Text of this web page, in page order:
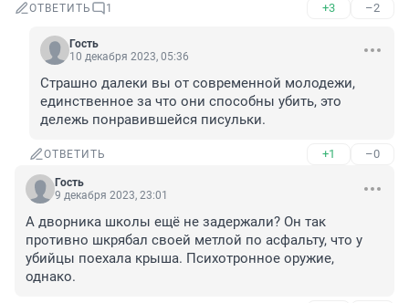
ОТВЕТИТЬ 1 +3 –2
Гость
10 декабря 2023, 05:36
Страшно далеки вы от современной молодежи,
единственное за что они способны убить, это
дележь понравившейся писульки.
ОТВЕТИТЬ +1 –0
Гость
9 декабря 2023, 23:01
А дворника школы ещё не задержали? Он так
противно шкрябал своей метлой по асфальту, что у
убийцы поехала крыша. Психотронное оружие,
однако.